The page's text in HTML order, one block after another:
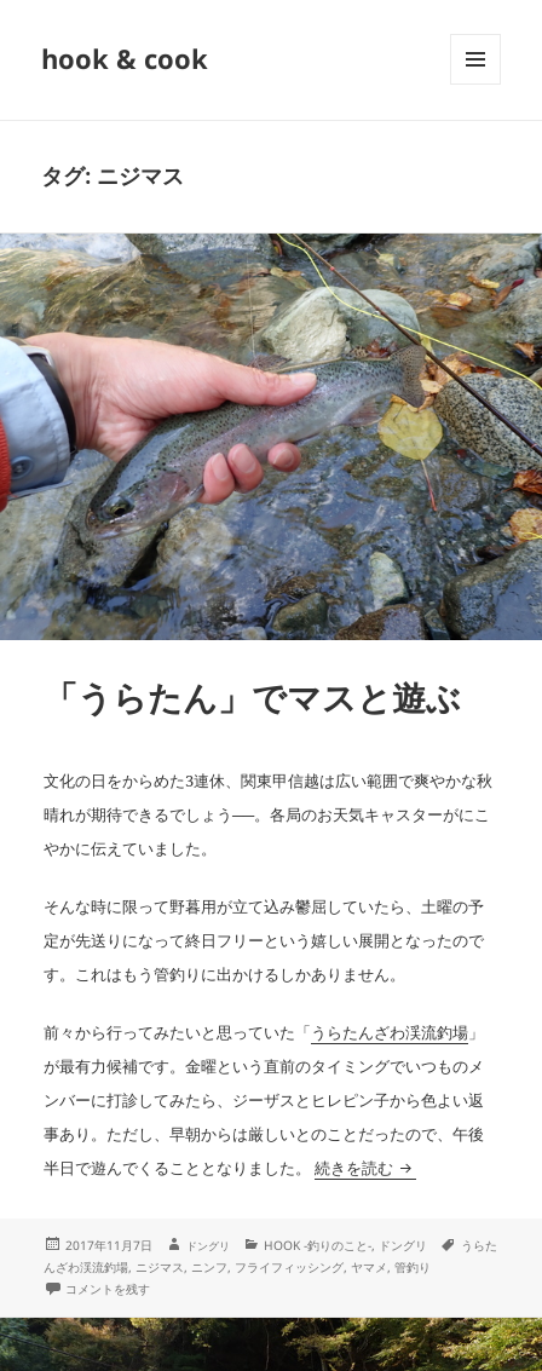
hook & cook
タグ: ニジマス
「うらたん」でマスと遊ぶ
文化の日をからめた3連休、関東甲信越は広い範囲で爽やかな秋
晴れが期待できるでしょう──。各局のお天気キャスターがにこ
やかに伝えていました。
そんな時に限って野暮用が立て込み鬱屈していたら、土曜の予
定が先送りになって終日フリーという嬉しい展開となったので
す。これはもう管釣りに出かけるしかありません。
前々から行ってみたいと思っていた「うらたんざわ渓流釣場」
が最有力候補です。金曜という直前のタイミングでいつものメ
ンバーに打診してみたら、ジーザスとヒレピン子から色よい返
事あり。ただし、早朝からは厳しいとのことだったので、午後
半日で遊んでくることとなりました。 続きを読む 「うらたん」でマ
投
日:
2017年11月7日
作
成
者
ドングリ
カ
ゴ
HOOK -釣りのこと-, ドングリ
タ
グ
うらた
んざわ渓流釣場, ニジマス, ニンフ, フライフィッシング, ヤマメ, 管釣り
「うらたん」でマスと遊ぶ に
コメントを残す